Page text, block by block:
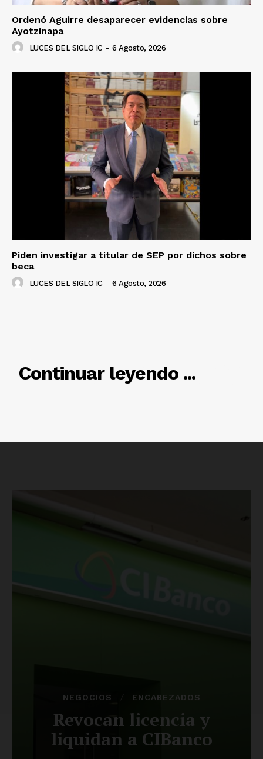
Ordenó Aguirre desaparecer evidencias sobre
Ayotzinapa
LUCES DEL SIGLO IC - 6 Agosto, 2026
Piden investigar a titular de SEP por dichos sobre
beca
LUCES DEL SIGLO IC - 6 Agosto, 2026
Continuar leyendo ...
RELACIONADO